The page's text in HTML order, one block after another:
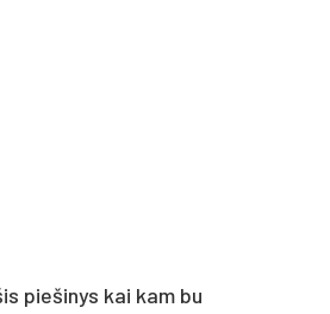
piešinys kai kam bu